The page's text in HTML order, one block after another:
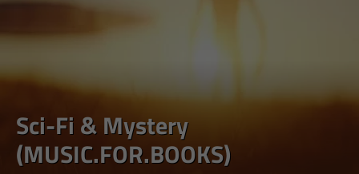
Sci-Fi & Mystery
(MUSIC.FOR.BOOKS)